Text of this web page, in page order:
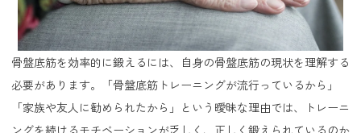
骨盤底筋を効率的に鍛えるには、自身の骨盤底筋の現状を理解する
必要があります。「骨盤底筋トレーニングが流行っているから」
「家族や友人に勧められたから」という曖昧な理由では、トレーニ
ングを続けるモチベーションが乏しく、正しく鍛えられているのか